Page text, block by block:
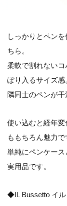
しっかりとペン
ちら。
柔軟で割れない
ぽり入るサイズ感
隣同士のペンが干
使い込むと経年
ももちろん魅力で
単純にペンケー
実用品です。
◆IL Bussetto イル